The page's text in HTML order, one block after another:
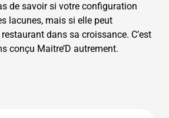
de savoir si votre configuration
lacunes, mais si elle peut
dans sa croissance. C’est
conçu Maitre’D autrement.